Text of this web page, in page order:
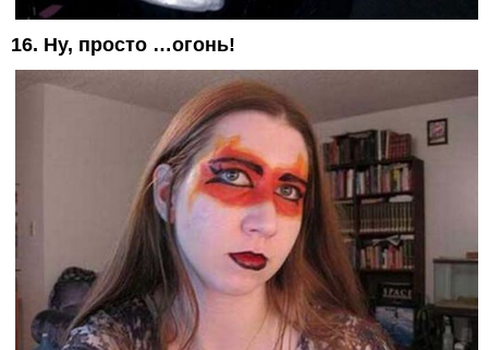
16. Ну, просто …огонь!